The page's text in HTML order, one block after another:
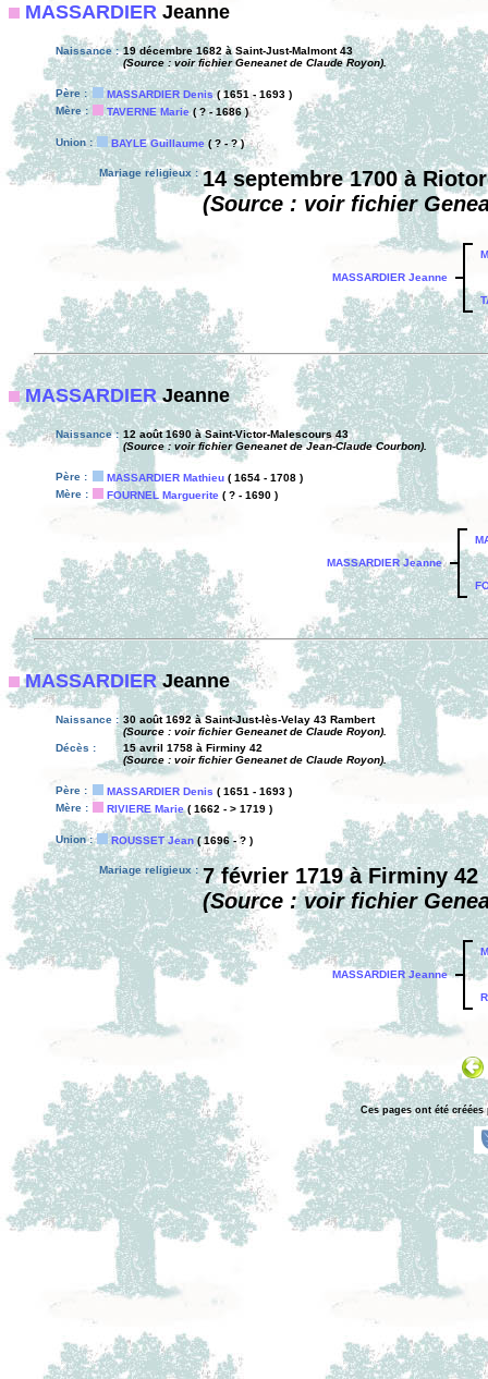
MASSARDIER Jeanne
Naissance : 19 décembre 1682 à Saint-Just-Malmont 43
(Source : voir fichier Geneanet de Claude Royon).
Père : MASSARDIER Denis( 1651 - 1693 )
Mère :
TAVERNE Marie( ? - 1686 )
Union : BAYLE Guillaume( ? - ? )
Mariage religieux : 14 septembre 1700 à
(Source : voir fichier
MASSARDIER Jeanne
MASSARDIERJeanne
Naissance : 12 août 1690 à Saint-Victor-Malescours 43
(Source : voir fichier Geneanet de Jean-Claude Courbon).
Père : MASSARDIER Mathieu ( 1654 - 1708 )
Mère :
FOURNEL Marguerite ( ? - 1690 )
MASSARDIER Jeanne
MASSARDIERJeanne
Naissance : 30 août 1692 à Saint-Just-lès-Velay 43 Rambert
(Source : voir fichier Geneanet de Claude Royon).
Décès :
15 avril 1758 à Firminy 42
(Source : voir fichier Geneanet de Claude Royon).
Père : MASSARDIER Denis ( 1651 - 1693 )
Mère :
RIVIERE Marie( 1662 - > 1719 )
Union : ROUSSET Jean ( 1696 - ? )
Mariage religieux : 7 février 1719 à Firminy 42
(Source : voir fichier
MASSARDIER Jeanne
Ces pages ont été